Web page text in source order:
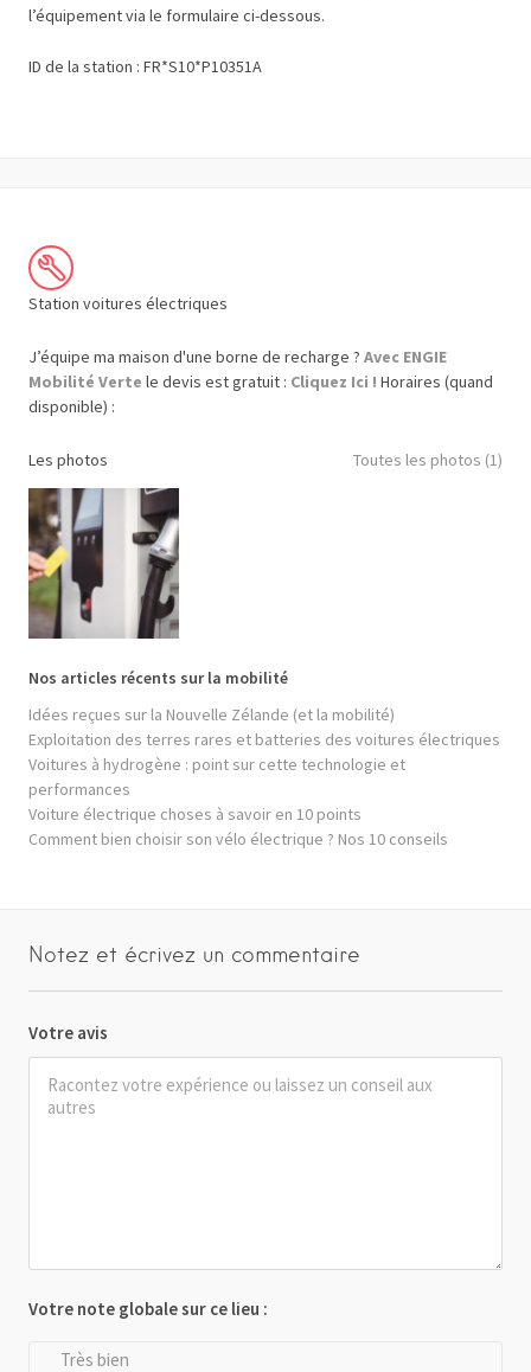
l’équipement via le formulaire ci-dessous.
ID de la station : FR*S10*P10351A
Station voitures électriques
J’équipe ma maison d'une borne de recharge ? Avec ENGIE
Mobilité Verte le devis est gratuit : Cliquez Ici ! Horaires (quand
disponible) :
Les photos Toutes les photos (1)
Nos articles récents sur la mobilité
Idées reçues sur la Nouvelle Zélande (et la mobilité)
Exploitation des terres rares et batteries des voitures électriques
Voitures à hydrogène : point sur cette technologie et
performances
Voiture électrique choses à savoir en 10 points
Comment bien choisir son vélo électrique ? Nos 10 conseils
Notez et écrivez un commentaire
Votre avis
Votre note globale sur ce lieu :
Très bien